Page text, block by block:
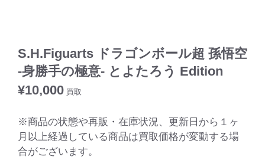
S.H.Figuarts ドラゴンボール超 孫悟空
-身勝手の極意- とよたろう Edition
¥10,000 買取
※商品の状態や再販・在庫状況、更新日から１ヶ
月以上経過している商品は買取価格が変動する場
合がございます。